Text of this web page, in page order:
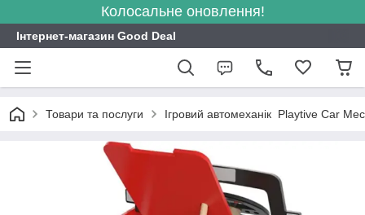
Колосальне оновлення!
Інтернет-магазин Good Deal
Товари та послуги Ігровий автомеханік Playtive Car